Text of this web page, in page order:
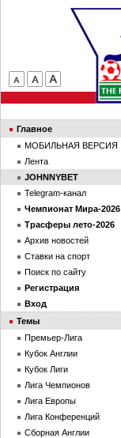
Главное
МОБИЛЬНАЯ ВЕРСИЯ
Лента
JOHNNYBET
Telegram-канал
Чемпионат Мира-2026
Трасферы лето-2026
Архив новостей
Ставки на спорт
Поиск по сайту
Регистрация
Вход
Темы
Премьер-Лига
Кубок Англии
Кубок Лиги
Лига Чемпионов
Лига Европы
Лига Конференций
Сборная Англии